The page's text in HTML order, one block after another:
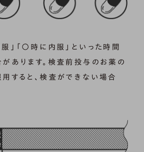
」「○時に内服」といった時間
あります。検査前投与のお薬の
すると、検査ができない場合